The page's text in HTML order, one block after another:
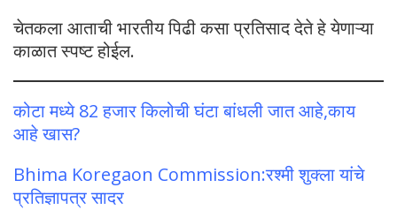
चेतकला आताची भारतीय पिढी कसा प्रतिसाद देते हे येणाऱ्या
काळात स्पष्ट होईल.
कोटा मध्ये 82 हजार किलोची घंटा बांधली जात आहे,काय
आहे खास?
Bhima Koregaon Commission:रश्मी शुक्ला यांचे
प्रतिज्ञापत्र सादर